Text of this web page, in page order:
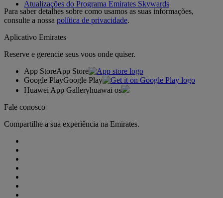
Atualizações do Programa Emirates Skywards
Para saber detalhes sobre como usamos as suas informações,
consulte a nossa política de privacidade.
Aplicativo Emirates
Reserve e gerencie seus voos onde quiser.
App StoreApp Store
Google PlayGoogle Play
Huawei App Galleryhuawai os
Fale conosco
Compartilhe a sua experiência na Emirates.